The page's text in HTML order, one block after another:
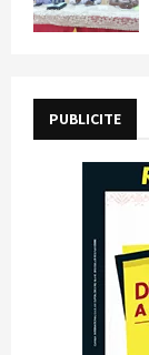
PUBLICITE